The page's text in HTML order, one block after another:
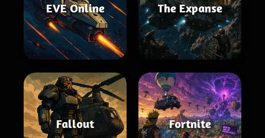
EVE Online The Expanse
Fallout Fortnite